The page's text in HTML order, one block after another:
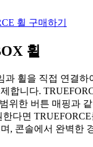
휠 구매하기
휠
과 휠을 직접 연결하
합니다.
위한 버튼 매핑과
다면
, 콘솔에서 완벽한